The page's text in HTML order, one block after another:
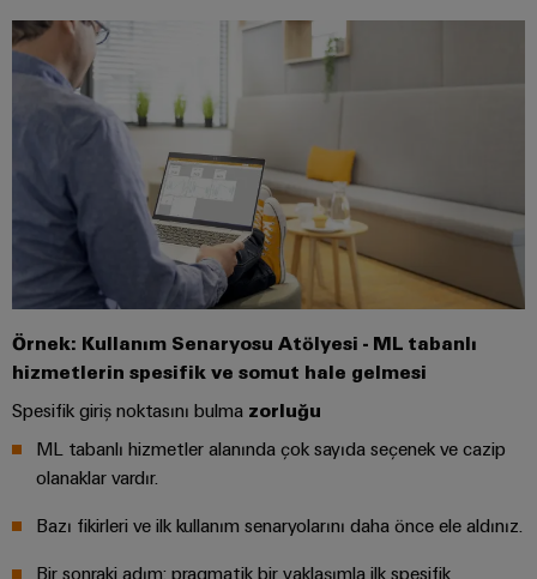
enerji
geleceği
Gemi
yapımı
Denizcilik
endüstrisi
kapsamlı
çözümleri
Hidrojen
Hidrojen
dönüşümünde
önemli
teknolojidir
İletim
&
Weidmüller
Sistemler
ve
Çözümler
Dağıtık
otomasyon
Endüstriyel
analitik
Endüstriyel
Otomasyon
Endüstriyel
arayüzleri
kutuları
Elektronik
modülleri
ve
Solid-
state
röleler
Yalıtım
yükselticileri
ölçme
dönüştürücüleri
Çevresel
Ürün
Uyumluluğu
Mühendislik
verileri
Teknik
katalogları
Onarımlar
ve
değişim
Basın
Bülteni
Ortaklarımız
Dağıtım
Otomasyon
İş
Ortağı
IIoT
ve
Çözüm
İş
Örnek: Kullanım Senaryosu Atölyesi - ML tabanlı
hizmetlerin spesifik ve somut hale gelmesi
Spesifik giriş noktasını bulma zorluğu
ML tabanlı hizmetler alanında çok sayıda seçenek ve cazip
olanaklar vardır.
Bazı fikirleri ve ilk kullanım senaryolarını daha önce ele aldınız.
Bir sonraki adım: pragmatik bir yaklaşımla ilk spesifik